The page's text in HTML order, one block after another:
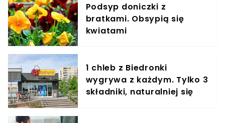
Podsyp doniczki z
bratkami. Obsypią się
kwiatami
1 chleb z Biedronki
wygrywa z każdym. Tylko 3
składniki, naturalniej się